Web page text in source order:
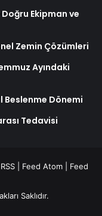
Ekipman ve
Zemin Çözümleri
Ayındaki
Beslenme Dönemi
Tedavisi
Feed Atom
Feed
Saklıdır.